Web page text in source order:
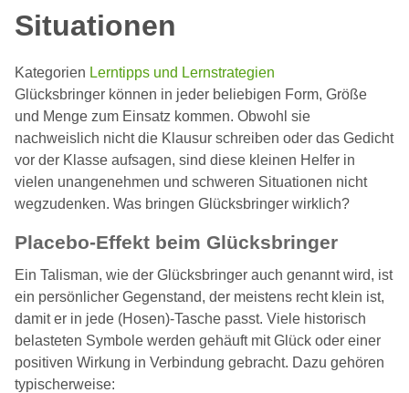
Situationen
Kategorien Lerntipps und Lernstrategien
Glücksbringer können in jeder beliebigen Form, Größe
und Menge zum Einsatz kommen. Obwohl sie
nachweislich nicht die Klausur schreiben oder das Gedicht
vor der Klasse aufsagen, sind diese kleinen Helfer in
vielen unangenehmen und schweren Situationen nicht
wegzudenken. Was bringen Glücksbringer wirklich?
Placebo-Effekt beim Glücksbringer
Ein Talisman, wie der Glücksbringer auch genannt wird, ist
ein persönlicher Gegenstand, der meistens recht klein ist,
damit er in jede (Hosen)-Tasche passt. Viele historisch
belasteten Symbole werden gehäuft mit Glück oder einer
positiven Wirkung in Verbindung gebracht. Dazu gehören
typischerweise: